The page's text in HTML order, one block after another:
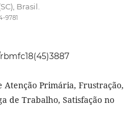
Brasil.
9781
Atenção Primária, Frustração,
de Trabalho, Satisfação no